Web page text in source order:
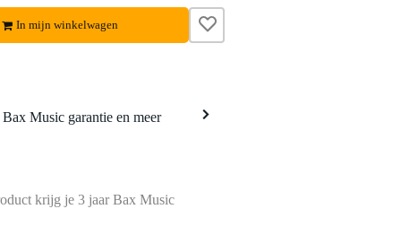
In mijn winkelwagen
Music garantie en meer
krijg je 3 jaar Bax Music